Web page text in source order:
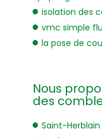
isolation des
vmc simple
la pose de
Nous
des
Saint-Herblain